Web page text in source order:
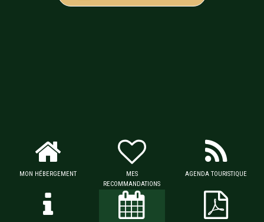
MON HÉBERGEMENT
MES
RECOMMANDATIONS
AGENDA TOURISTIQUE